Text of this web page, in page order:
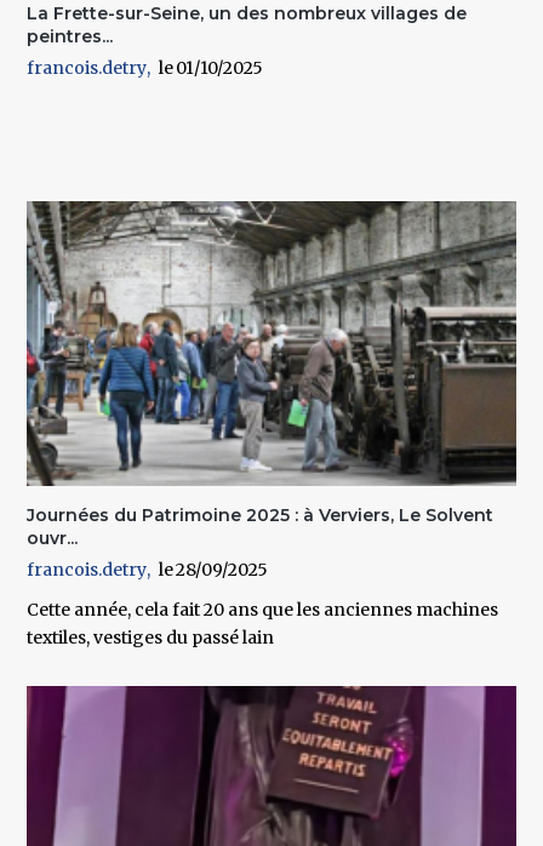
La Frette-sur-Seine, un des nombreux villages de
peintres...
francois.detry
01/10/2025
Journées du Patrimoine 2025 : à Verviers, Le Solvent
ouvr...
francois.detry
28/09/2025
Cette année, cela fait 20 ans que les anciennes machines
textiles, vestiges du passé lain